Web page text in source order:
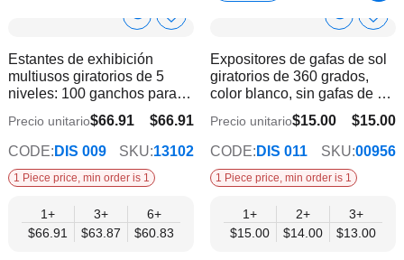
Show
Info
Añadir
de
deseos
Estantes de exhibición
multiusos giratorios de 5
niveles: 100 ganchos para
exhibidores de tiendas
$66.91
$60.83
Precio unitario$66.91
CODE: DIS 009 SKU:13102
1 Piece price, min order is 1
1+
$66.91
3+
$63.87
6+
$60.83
Show
Info la
de
Expositores de gafas de sol
giratorios de 360 grados,
color blanco, sin gafas de sol
$15.00
$13.00
Precio unitario$15.00
CODE: DIS 011 SKU:00956
1 Piece price, min order is 1
1+
$15.00
2+
$14.00
3+
$13.00